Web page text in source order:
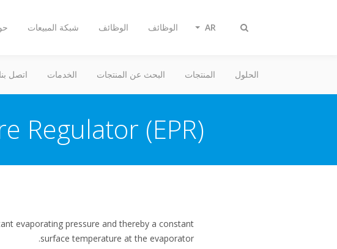
Toggle
شبكة المبيعات الوظائف الوظائف AR
الحلول المنتجات البحث عن المنتجات الخدمات اتصل بنا
Regulator (EPR)?
evaporating pressure and thereby a constant
surface temperature at the evaporator.